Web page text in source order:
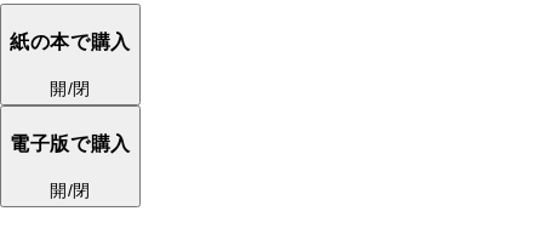
紙の本で購入
開/閉
電子版で購入
開/閉